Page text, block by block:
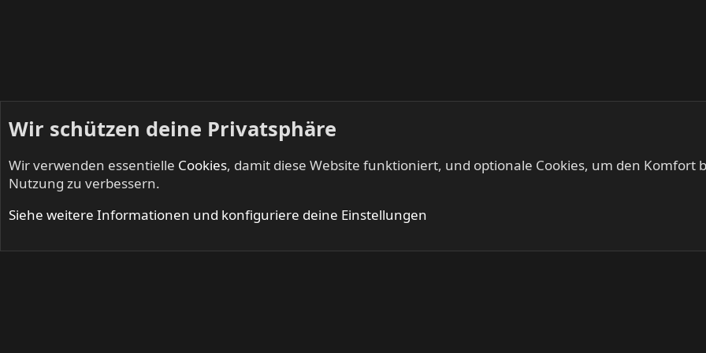
Startseite Mitglieder
Wir schützen deine Privatsphäre
Wir verwenden essentielle Cookies, damit diese Website funktioniert, und optionale Cookies, um den Komfort
Nutzung zu verbessern.
Siehe weitere Informationen und konfiguriere deine Einstellungen